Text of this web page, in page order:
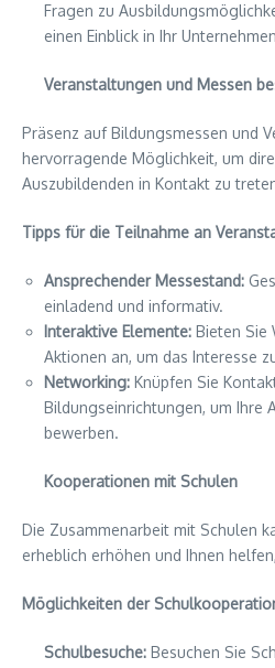
Fragen zu
einen Einblick in Ihr
Veranstaltungen und Messen
Präsenz auf Bildungsmessen und
hervorragende Möglichkeit, um
Auszubildenden in Kontakt zu
Tipps für die Teilnahme an
Ansprechender Messestand:
einladend und informativ.
Interaktive Elemente: Bieten Sie
Aktionen an, um das Interesse
Networking: Knüpfen Sie
Bildungseinrichtungen, um Ihre
bewerben.
Kooperationen mit Schulen
Die Zusammenarbeit mit Schulen
erheblich erhöhen und Ihnen
Möglichkeiten der
Schulbesuche: Besuchen Sie